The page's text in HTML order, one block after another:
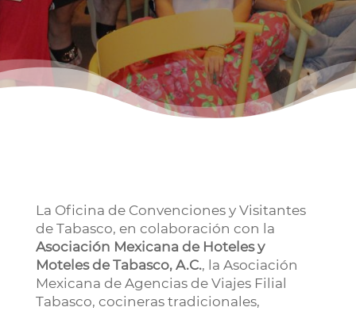
La Oficina de Convenciones y Visitantes
de Tabasco, en colaboración con la
Asociación Mexicana de Hoteles y
Moteles de Tabasco, A.C., la Asociación
Mexicana de Agencias de Viajes Filial
Tabasco, cocineras tradicionales,